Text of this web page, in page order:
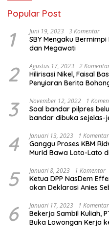
Popular Post
1 Juni 19, 2023 3 Komentar
SBY Mengaku
dan Megawati
2 Agustus 17, 2023 2
Hilirisasi Nikel, Faisal
Penyiaran Berita
3 November 12, 2022 1
Soal bandar pilpres
bandar dibuka sejelas-
4 Januari 13, 2023 1 Komentar
Ganggu Proses KBM
Murid Bawa Lato-Lato
5 Januari 8, 2023 1 Komentar
Ketua DPP NasDem
akan Deklarasi Anies
6 Januari 17, 2023 1 Komentar
Bekerja Sambil Kuliah,
Buka Lowongan Kerja